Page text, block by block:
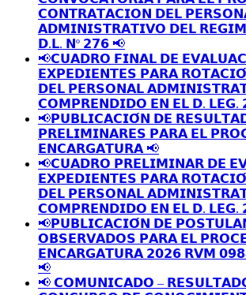
𝗖𝗢𝗡𝗧𝗥𝗔𝗧𝗔𝗖𝗜𝗢𝗡 𝗗𝗘𝗟
𝗔𝗗𝗠𝗜𝗡𝗜𝗦𝗧𝗥𝗔𝗧𝗜𝗩𝗢 𝗗𝗘𝗟
𝗗.𝗟. 𝗡º 𝟮𝟳𝟲 📢
📢𝗖𝗨𝗔𝗗𝗥𝗢 𝗙𝗜𝗡𝗔𝗟 𝗗𝗘
𝗘𝗫𝗣𝗘𝗗𝗜𝗘𝗡𝗧𝗘𝗦 𝗣𝗔𝗥𝗔
𝗗𝗘𝗟 𝗣𝗘𝗥𝗦𝗢𝗡𝗔𝗟
𝗖𝗢𝗠𝗣𝗥𝗘𝗡𝗗𝗜𝗗𝗢 𝗘𝗡 𝗘𝗟 𝗗. 𝗟𝗘𝗚.
📢𝗣𝗨𝗕𝗟𝗜𝗖𝗔𝗖𝗜𝗢́𝗡 𝗗𝗘
𝗣𝗥𝗘𝗟𝗜𝗠𝗜𝗡𝗔𝗥𝗘𝗦 𝗣𝗔𝗥𝗔 𝗘𝗟
𝗘𝗡𝗖𝗔𝗥𝗚𝗔𝗧𝗨𝗥𝗔 📢
📢𝗖𝗨𝗔𝗗𝗥𝗢 𝗣𝗥𝗘𝗟𝗜𝗠𝗜𝗡𝗔𝗥 𝗗𝗘
𝗘𝗫𝗣𝗘𝗗𝗜𝗘𝗡𝗧𝗘𝗦 𝗣𝗔𝗥𝗔
𝗗𝗘𝗟 𝗣𝗘𝗥𝗦𝗢𝗡𝗔𝗟
𝗖𝗢𝗠𝗣𝗥𝗘𝗡𝗗𝗜𝗗𝗢 𝗘𝗡 𝗘𝗟 𝗗. 𝗟𝗘𝗚.
📢𝗣𝗨𝗕𝗟𝗜𝗖𝗔𝗖𝗜𝗢́𝗡 𝗗𝗘
𝗢𝗕𝗦𝗘𝗥𝗩𝗔𝗗𝗢𝗦 𝗣𝗔𝗥𝗔 𝗘𝗟
𝗘𝗡𝗖𝗔𝗥𝗚𝗔𝗧𝗨𝗥𝗔 𝟮𝟬𝟮𝟲 𝗥𝗩𝗠
📢
📢 𝗖𝗢𝗠𝗨𝗡𝗜𝗖𝗔𝗗𝗢 –